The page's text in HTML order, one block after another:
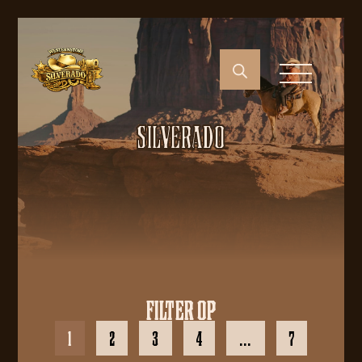
SILVERADO
FILTER OP
1 2 3 4 7